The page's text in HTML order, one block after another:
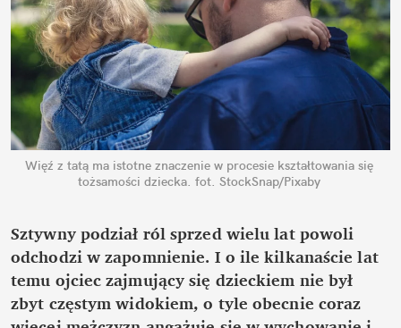
Więź z tatą ma istotne znaczenie w procesie kształtowania się
tożsamości dziecka. fot. StockSnap/Pixaby
Sztywny podział ról sprzed wielu lat powoli
odchodzi w zapomnienie. I o ile kilkanaście lat
temu ojciec zajmujący się dzieckiem nie był
zbyt częstym widokiem, o tyle obecnie coraz